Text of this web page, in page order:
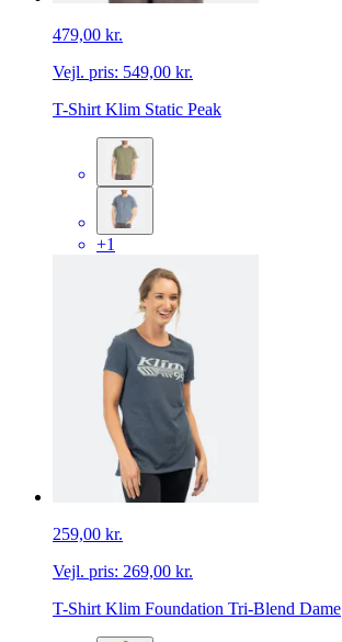
479,00 kr.
Vejl. pris: 549,00 kr.
T-Shirt Klim Static Peak
+1
259,00 kr.
Vejl. pris: 269,00 kr.
T-Shirt Klim Foundation Tri-Blend Dame